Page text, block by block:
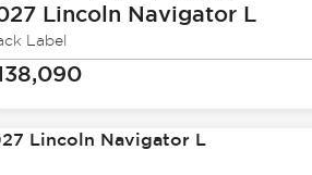
Lincoln Navigator L
Label